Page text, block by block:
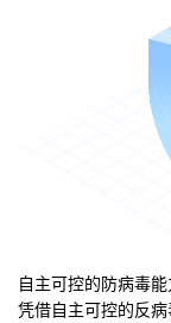
自主可控的防病毒能
凭借自主可控的反